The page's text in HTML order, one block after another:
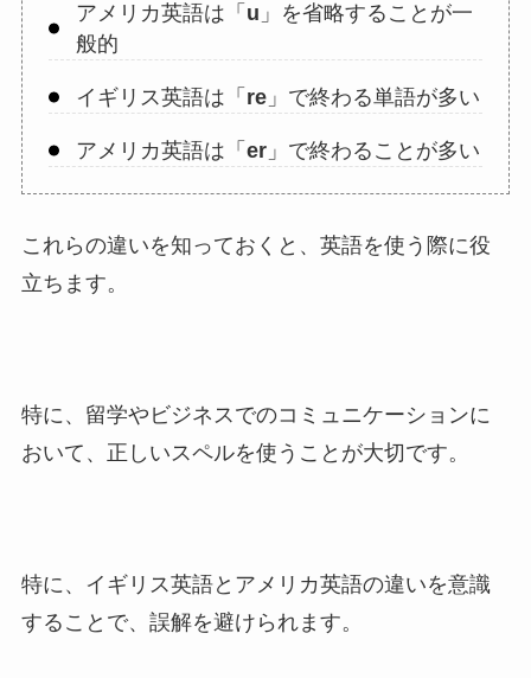
アメリカ英語は「 u 」を省略することが一
般的
イギリス英語は「 re」で終わる単語が多い
アメリカ英語は「 er」で終わることが多い
これらの違いを知っておくと、英語を使う際に役
立ちます。
特に、留学やビジネスでのコミュニケーションに
おいて、正しいスペルを使うことが大切です。
特に、イギリス英語とアメリカ英語の違いを意識
することで、誤解を避けられます。